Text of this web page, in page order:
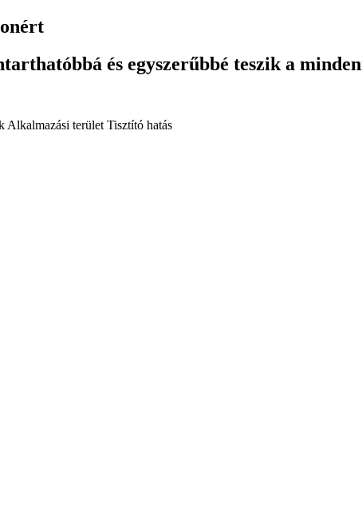
és egyszerűbbé teszik a
Alkalmazási terület Tisztító hatás